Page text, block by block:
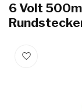
6 Volt